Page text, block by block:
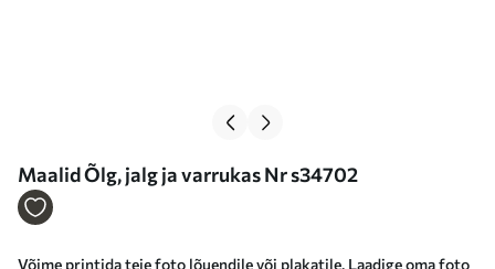
Maalid Õlg, jalg ja varrukas Nr s34702
Võime printida teie foto lõuendile või plakatile. Laadige oma foto